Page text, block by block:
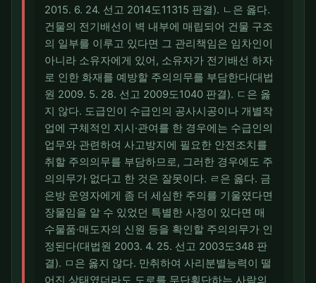
2015. 6. 24. 선고 2014도11315 판결). ㄴ은 옳다.
건물의 전기배선이 벽 내부에 매립되어 건물 구조
의 일부를 이루고 있다면 그 관리책임은 임차인이
아니라 소유자에게 있어, 소유자가 전기배선 하자
로 인한 화재를 예방할 주의의무를 부담한다(대법
원 2009. 5. 28. 선고 2009도1040 판결). ㄷ은 옳
지 않다. 도급인이 수급인의 공사시공이나 개별작
업에 구체적인 지시·관여를 한 경우에는 수급인의
업무와 관련하여 사고방지에 필요한 안전조치를
취할 주의의무를 부담하므로, 그러한 경우에도 주
의의무가 없다고 한 것은 잘못이다. ㄹ은 옳다. 금
은방 운영자에게 좀 더 세심한 주의를 기울였다면
장물임을 알 수 있었던 특별한 사정이 있다면 매
수물품·매도자의 신원 등을 확인할 주의의무가 인
정된다(대법원 2003. 4. 25. 선고 2003도348 판
결). ㅁ은 옳지 않다. 만취하여 사리분별능력이 떨
어진 상태였더라도 도로를 무단횡단하는 사람의